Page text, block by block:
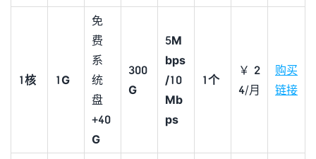
1核 1G
免
费
系
统
盘
+40
G
300
G
5M
bps
/10
Mb
ps
1个
￥2
4/月
购买
链接